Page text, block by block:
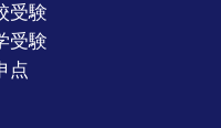
受験
受験
点